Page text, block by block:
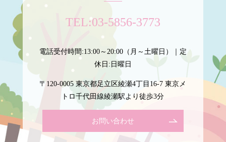
TEL:03-5856-3773
電話受付時間:13:00～20:00（月～土曜日）｜定
休日:日曜日
〒120-0005 東京都足立区綾瀬4丁目16-7 東京メ
トロ千代田線綾瀬駅より徒歩3分
お問い合わせ